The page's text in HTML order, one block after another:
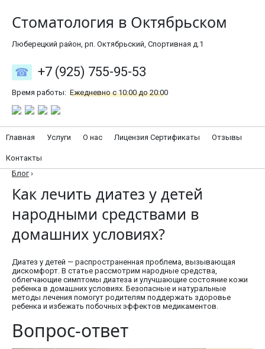
Стоматология в Октябрьском
Люберецкий район, рп. Октябрьский, Спортивная д.1
+7 (925) 755-95-53
Время работы: Ежедневно с 10:00 до 20:00
Главная Услуги О нас Лицензия Сертификаты Отзывы
Контакты
Блог ›
Как лечить диатез у детей
народными средствами в
домашних условиях?
Диатез у детей — распространенная проблема, вызывающая
дискомфорт. В статье рассмотрим народные средства,
облегчающие симптомы диатеза и улучшающие состояние кожи
ребенка в домашних условиях. Безопасные и натуральные
методы лечения помогут родителям поддержать здоровье
ребенка и избежать побочных эффектов медикаментов.
Вопрос-ответ